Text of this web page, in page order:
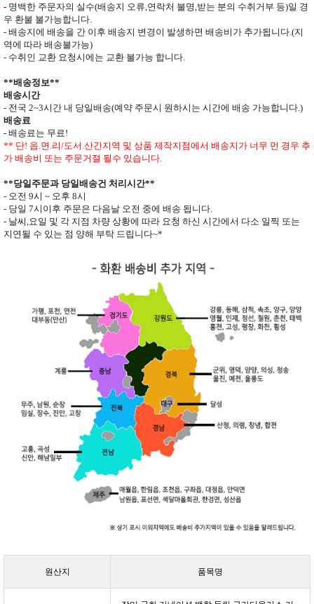
- 명백한 주문자의 실수(배송지 오류 연락처 불명 받는 분의 수취거부 등)일 경
우 환불 불가능합니다
- 배송지에 배송을 간 이후 배송지 변경이 발생하면 배송비가 추가됩니다 .(지
역에 따라 배송불가능)
- 수취인 교환 요청시에는 교환 불가능 합니다
**배송정보**
배송시간
- 전국 2~3시간 내 당일배송(예약 주문시 원하시는 시간에 배송 가능합니다 .)
배송료
- 배송료는 무료 !
** 단! 읍 면 리/도서 산간지역 및 상품 제작지점에서 배송지가 너무 먼 경우 추
가 배송비 또는 주문거절 될수 있습니다
**당일주문과 당일배송건 처리시간**
- 오전 9시 ~ 오후 8시
- 당일 7시이후 주문은 다음날 오전 중에 배송 됩니다
- 날씨 요일 및 각 지점 차량 상황에 따라 요청 하신 시간에서 다소 일찍 또는
지연될 수 있는 점 양해 부탁 드립니다~*
원산지 품목명